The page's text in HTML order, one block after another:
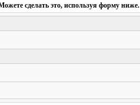
сделать это, используя форму ниже.